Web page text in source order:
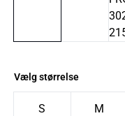
Vælg størrelse
S M